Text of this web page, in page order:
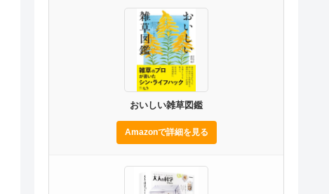
おいしい雑草図鑑
Amazonで詳細を見る